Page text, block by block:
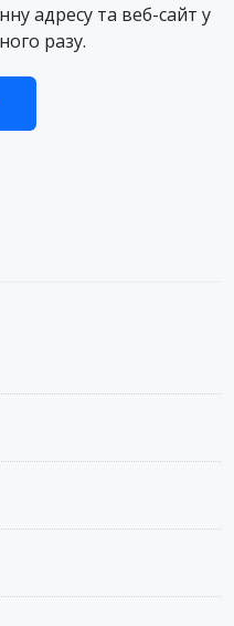
адресу та веб-сайт у
разу.